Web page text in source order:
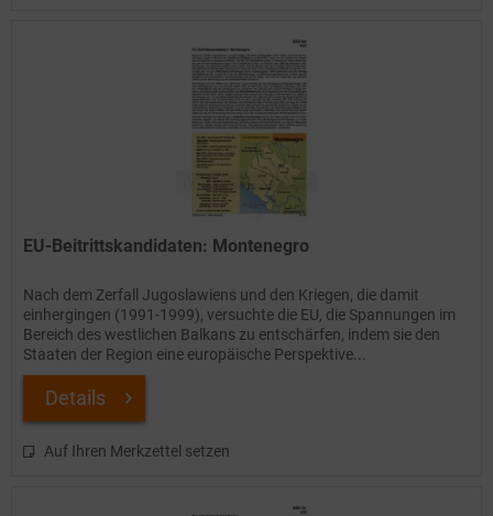
EU-Beitrittskandidaten: Montenegro
Nach dem Zerfall Jugoslawiens und den Kriegen, die damit
einhergingen (1991-1999), versuchte die EU, die Spannungen im
Bereich des westlichen Balkans zu entschärfen, indem sie den
Staaten der Region eine europäische Perspektive...
Details
Auf Ihren Merkzettel setzen